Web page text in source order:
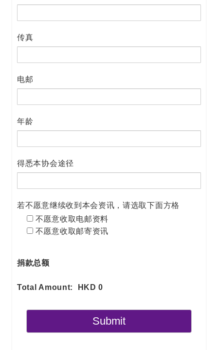
传真
电邮
年龄
得悉本协会途径
若不愿意继续收到本会资讯，请选取下面方格
不愿意收取电邮资料
不愿意收取邮寄资讯
捐款总额
Total Amount: HKD0